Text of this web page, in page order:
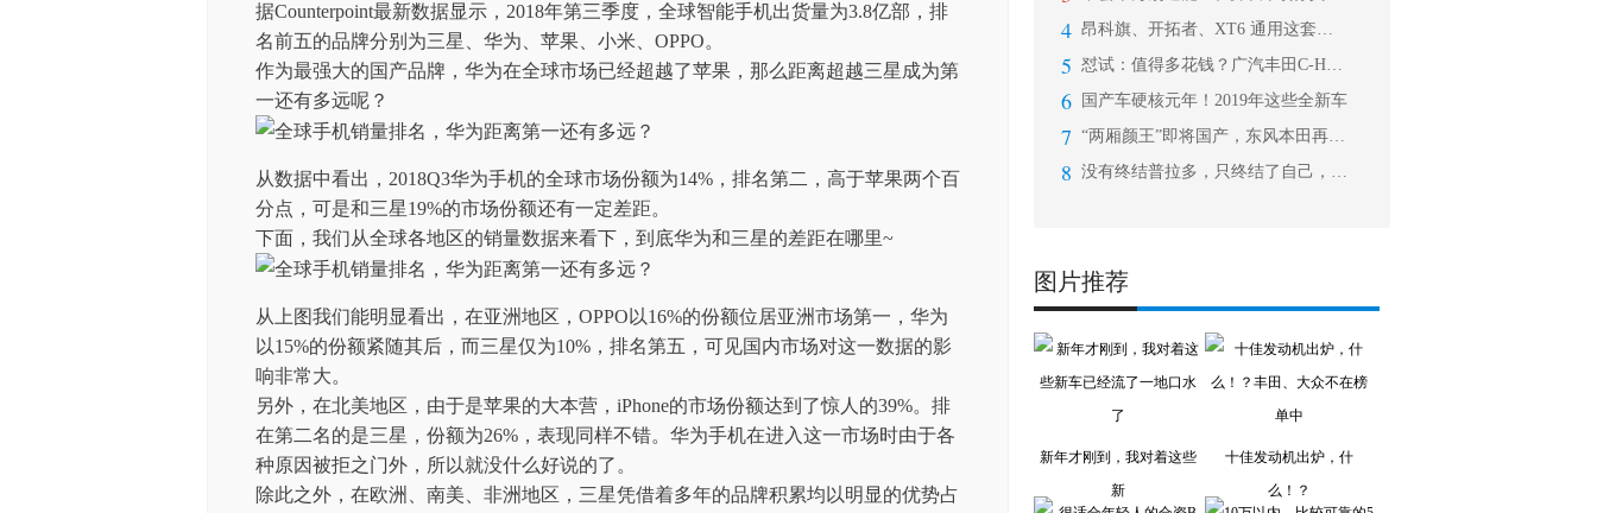
据Counterpoint最新数据显示，2018年第三季度，全球智能手机出货量为3.8亿部，排
名前五的品牌分别为三星、华为、苹果、小米、OPPO。
作为最强大的国产品牌，华为在全球市场已经超越了苹果，那么距离超越三星成为第
一还有多远呢？
从数据中看出，2018Q3华为手机的全球市场份额为14%，排名第二，高于苹果两个百
分点，可是和三星19%的市场份额还有一定差距。
下面，我们从全球各地区的销量数据来看下，到底华为和三星的差距在哪里~
从上图我们能明显看出，在亚洲地区，OPPO以16%的份额位居亚洲市场第一，华为
以15%的份额紧随其后，而三星仅为10%，排名第五，可见国内市场对这一数据的影
响非常大。
另外，在北美地区，由于是苹果的大本营，iPhone的市场份额达到了惊人的39%。排
在第二名的是三星，份额为26%，表现同样不错。华为手机在进入这一市场时由于各
种原因被拒之门外，所以就没什么好说的了。
除此之外，在欧洲、南美、非洲地区，三星凭借着多年的品牌积累均以明显的优势占
4 昂科旗、开拓者、XT6 通用这套组合
5 怼试：值得多花钱？广汽丰田C-HR对
6 国产车硬核元年！2019年这些全新车
7 “两厢颜王”即将国产，东风本田再迎强
8 没有终结普拉多，只终结了自己，202
图片推荐
新年才刚到，我对着这些
新
十佳发动机出炉，什
么！？